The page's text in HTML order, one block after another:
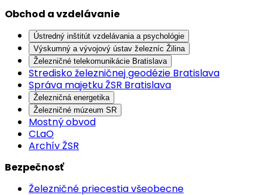
Obchod a vzdelávanie
Ústredný inštitút vzdelávania a psychológie
Výskumný a vývojový ústav železníc Žilina
Železničné telekomunikácie Bratislava
Stredisko železničnej geodézie Bratislava
Správa majetku ŽSR Bratislava
Železničná energetika
Železničné múzeum SR
Mostný obvod
CLaO
Archív ŽSR
Bezpečnosť
Železničné priecestia všeobecne